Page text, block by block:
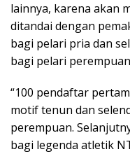
lainnya, karena akan
ditandai dengan
bagi pelari pria dan
bagi pelari
“100 pendaftar
motif tenun dan
perempuan.
bagi legenda atletik